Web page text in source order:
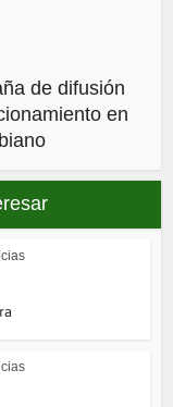
de difusión
en